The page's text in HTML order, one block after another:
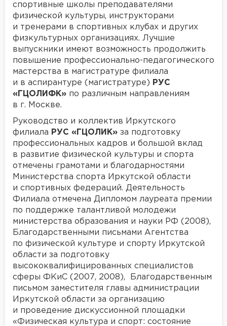
спортивные школы преподавателями
физической культуры, инструкторами
и тренерами в спортивных клубах и других
физкультурных организациях. Лучшие
выпускники имеют возможность продолжить
повышение профессионально-педагогического
мастерства в магистратуре филиала
и в аспирантуре (магистратуре) РУС
«ГЦОЛИФК» по различным направлениям
в г. Москве.
Руководство и коллектив Иркутского
филиала РУС «ГЦОЛИК» за подготовку
профессиональных кадров и большой вклад
в развитие физической культуры и спорта
отмечены грамотами и благодарностями
Министерства спорта Иркутской области
и спортивных федераций. Деятельность
Филиала отмечена Дипломом лауреата премии
по поддержке талантливой молодежи
министерства образования и науки РФ (2008),
Благодарственными письмами Агентства
по физической культуре и спорту Иркутской
области за подготовку
высококвалифицированных специалистов
сферы ФКиС (2007, 2008), Благодарственным
письмом заместителя главы администрации
Иркутской области за организацию
и проведение дискуссионной площадки
«Физическая культура и спорт: состояние